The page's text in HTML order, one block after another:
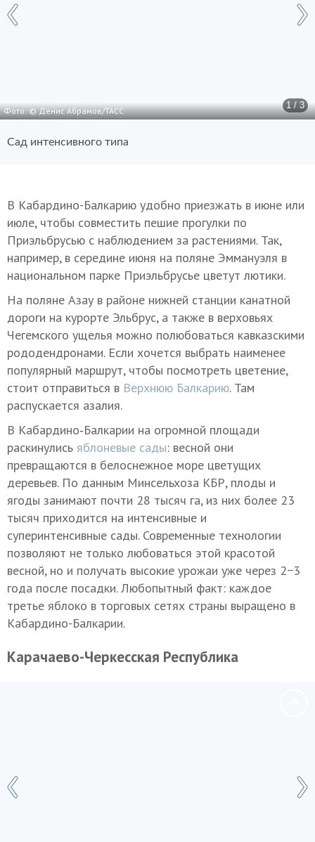
1 / 3
Фото: © Денис Абрамов/ТАСС
Сад интенсивного типа
В Кабардино-Балкарию удобно приезжать в июне или
июле, чтобы совместить пешие прогулки по
Приэльбрусью с наблюдением за растениями. Так,
например, в середине июня на поляне Эммануэля в
национальном парке Приэльбрусье цветут лютики.
На поляне Азау в районе нижней станции канатной
дороги на курорте Эльбрус, а также в верховьях
Чегемского ущелья можно полюбоваться кавказскими
рододендронами. Если хочется выбрать наименее
популярный маршрут, чтобы посмотреть цветение,
стоит отправиться в Верхнюю Балкарию. Там
распускается азалия.
В Кабардино‑Балкарии на огромной площади
раскинулись яблоневые сады: весной они
превращаются в белоснежное море цветущих
деревьев. По данным Минсельхоза КБР, плоды и
ягоды занимают почти 28 тысяч га, из них более 23
тысяч приходится на интенсивные и
суперинтенсивные сады. Современные технологии
позволяют не только любоваться этой красотой
весной, но и получать высокие урожаи уже через 2−3
года после посадки. Любопытный факт: каждое
третье яблоко в торговых сетях страны выращено в
Кабардино-Балкарии.
Карачаево-Черкесская Республика